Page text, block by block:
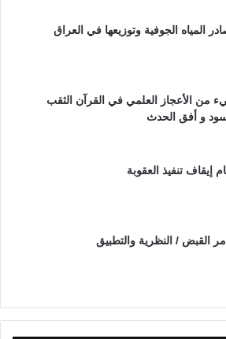
المياه الجوفية وتوزيعها في العراق
من الأعجاز العلمي في القرآن الثقب
و أفق الحدث
إيقاف تنفيذ العقوبة
القبض / النظرية والتطبيق